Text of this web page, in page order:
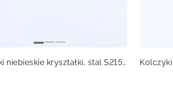
Kolczyki niebieskie kryształki, stal S215475S00